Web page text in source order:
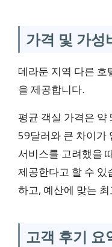
가격 및 가성
데라둔 지역 다른 호
을 제공합니다.
평균 객실 가격은 약
59달러와 큰 차이가
서비스를 고려했을
제공한다고 할 수 있
하고, 예산에 맞는
고객 후기 요